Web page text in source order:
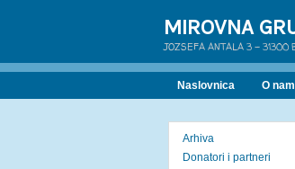
MIROVNA
JOZSEFA ANTALA 3 - 31300
Naslovnica O
Arhiva
Donatori i partneri